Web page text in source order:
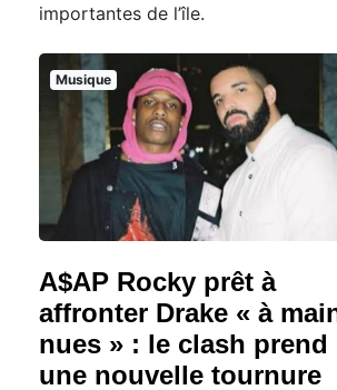
importantes de l’île.
Musique
A$AP Rocky prêt à
affronter Drake « à
nues » : le clash prend
une nouvelle tournure